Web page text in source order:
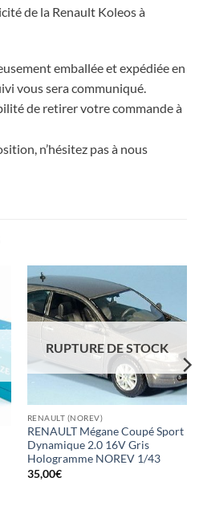
de la Renault Koleos à
emballée et expédiée en
vous sera communiqué.
de retirer votre commande à
n’hésitez pas à nous
RUPTURE DE STOCK
RENAULT (NOREV)
RENAULT Mégane Coupé Sport
Dynamique 2.0 16V Gris
Hologramme NOREV 1/43
35,00€